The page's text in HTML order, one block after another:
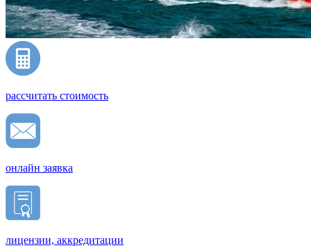
рассчитать стоимость
онлайн заявка
лицензии, аккредитации